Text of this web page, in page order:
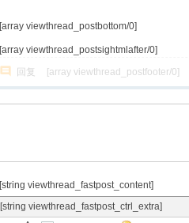
[array viewthread_postbottom/0]
[array viewthread_postsightmlafter/0]
回复
[array viewthread_postfooter/0]
[string viewthread_fastpost_content]
[string viewthread_fastpost_ctrl_extra]